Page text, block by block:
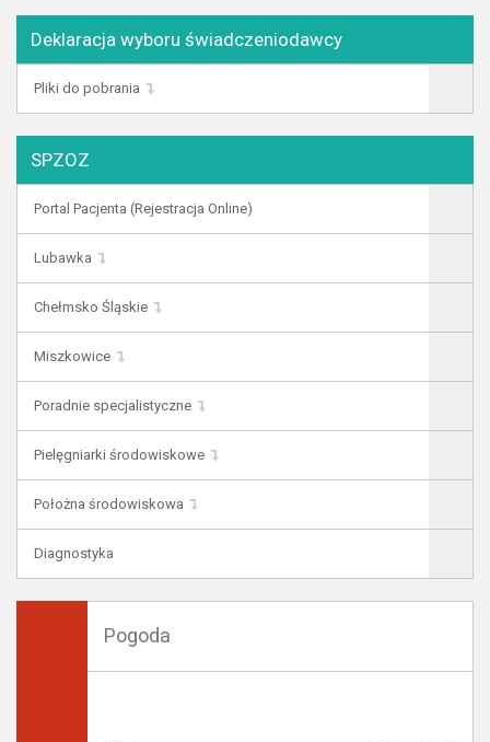
Deklaracja wyboru świadczeniodawcy
Pliki do pobrania
SPZOZ
Portal Pacjenta (Rejestracja Online)
Lubawka
Chełmsko Śląskie
Miszkowice
Poradnie specjalistyczne
Pielęgniarki środowiskowe
Położna środowiskowa
Diagnostyka
Pogoda